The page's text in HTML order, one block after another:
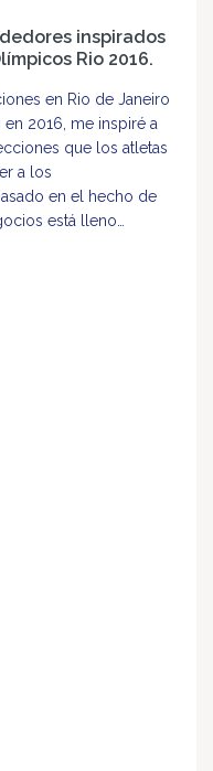
inspirados
Rio 2016.
en Rio de Janeiro
2016, me inspiré a
que los atletas
a los
en el hecho de
está lleno…